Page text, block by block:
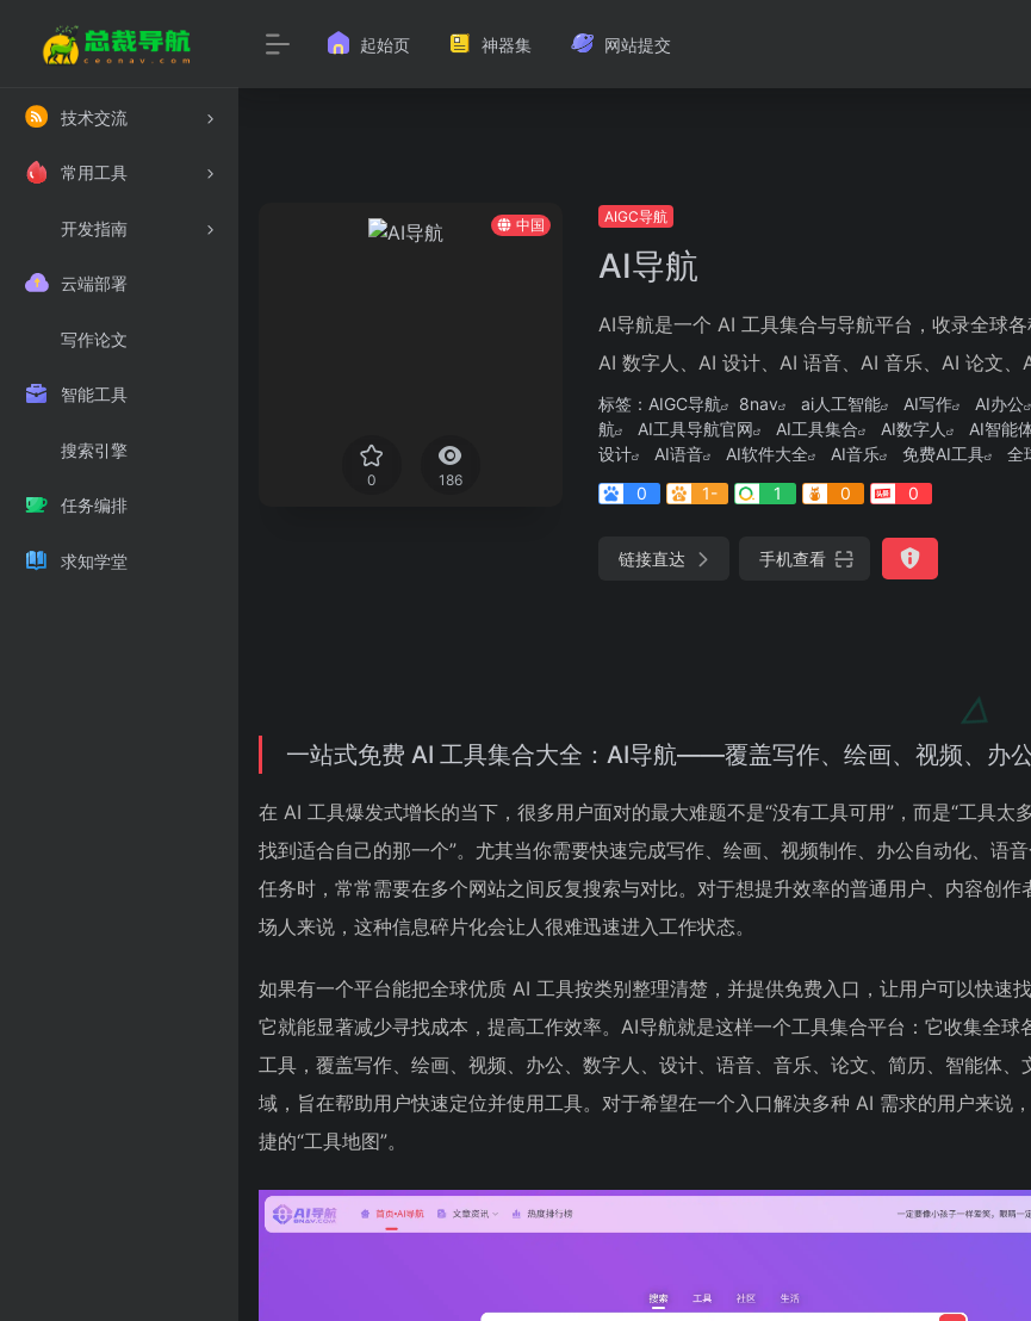
技术交流
常用工具
开发指南
云端部署
写作论文
智能工具
搜索引擎
任务编排
求知学堂
起始页 神器集 网站提交
中国
0 186
AIGC导航
AI导航
AI导航是一个 AI 工具集合与导航平台，收录全球
AI 数字人、AI 设计、AI 语音、AI 音乐、AI 论文、
标签： AIGC导航 8nav ai人工智能 AI写作 AI办公
航
AI工具导航官网 AI工具集合 AI数字人 AI智能
设计
AI语音 AI软件大全 AI音乐 免费AI工具 全
0
1- 1 0 0
链接直达 手机查看
一站式免费 AI 工具集合大全：AI导航——覆盖写作、绘画、视频、办
在 AI 工具爆发式增长的当下，很多用户面对的最大难题不是“没有工具可用”，而是“工具太
找到适合自己的那一个”。尤其当你需要快速完成写作、绘画、视频制作、办公自动化、语
任务时，常常需要在多个网站之间反复搜索与对比。对于想提升效率的普通用户、内容创作
场人来说，这种信息碎片化会让人很难迅速进入工作状态。
如果有一个平台能把全球优质 AI 工具按类别整理清楚，并提供免费入口，让用户可以快速
它就能显著减少寻找成本，提高工作效率。AI导航就是这样一个工具集合平台：它收集全球
工具，覆盖写作、绘画、视频、办公、数字人、设计、语音、音乐、论文、简历、智能体、
域，旨在帮助用户快速定位并使用工具。对于希望在一个入口解决多种 AI 需求的用户来说
捷的“工具地图”。